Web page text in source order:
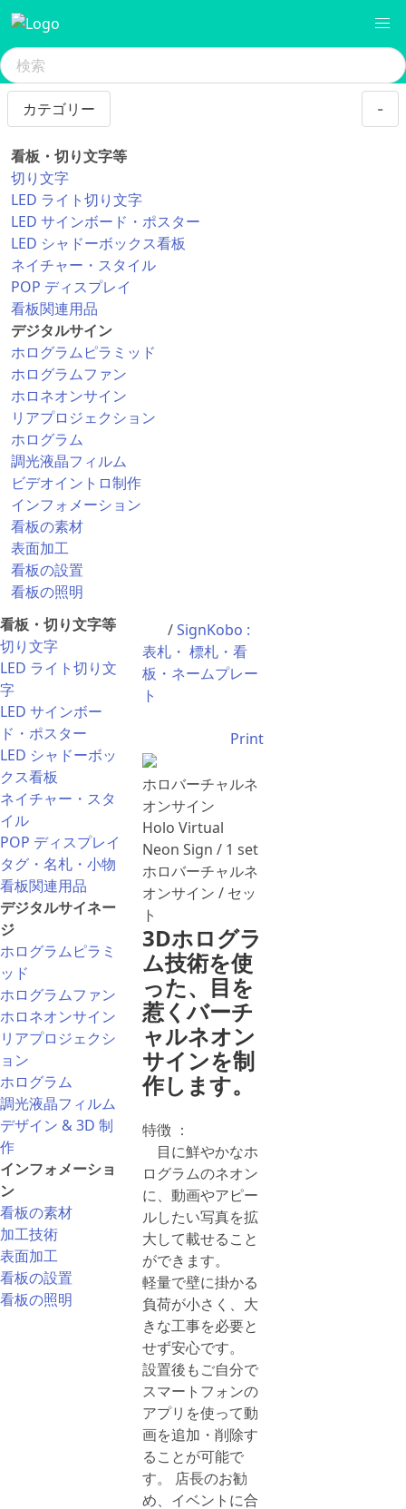
カテゴリー -
看板・切り文字等
切り文字
LED ライト切り文字
LED サインボード・ポスター
LED シャドーボックス看板
ネイチャー・スタイル
POP ディスプレイ
看板関連用品
デジタルサイン
ホログラムピラミッド
ホログラムファン
ホロネオンサイン
リアプロジェクション
ホログラム
調光液晶フィルム
ビデオイントロ制作
インフォメーション
看板の素材
表面加工
看板の設置
看板の照明
看板・切り文字等
切り文字
LED ライト切り文
字
LED サインボー
ド・ポスター
LED シャドーボッ
クス看板
ネイチャー・スタ
イル
POP ディスプレイ
タグ・名札・小物
看板関連用品
デジタルサイネー
ジ
ホログラムピラミ
ッド
ホログラムファン
ホロネオンサイン
リアプロジェクシ
ョン
ホログラム
調光液晶フィルム
デザイン & 3D 制
作
インフォメーショ
ン
看板の素材
加工技術
表面加工
看板の設置
看板の照明
/SignKobo :
表札・ 標札・看
板・ネームプレー
ト
Print
ホロバーチャルネ
オンサイン
Holo Virtual
Neon Sign / 1 set
ホロバーチャルネ
オンサイン / セッ
ト
3Dホログラ
ム技術を使
った、目を
惹くバーチ
ャルネオン
サインを制
作します。
特徴 ：
目に鮮やかなホ
ログラムのネオン
に、動画やアピー
ルしたい写真を拡
大して載せること
ができます。
軽量で壁に掛かる
負荷が小さく、大
きな工事を必要と
せず安心です。
設置後もご自分で
スマートフォンの
アプリを使って動
画を追加・削除す
ることが可能で
す。 店長のお勧
め、イベントに合